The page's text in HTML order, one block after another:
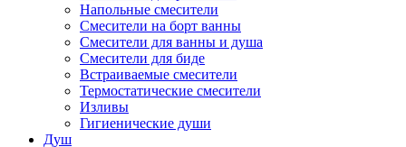
Напольные смесители
Смесители на борт ванны
Смесители для ванны и душа
Смесители для биде
Встраиваемые смесители
Термостатические смесители
Изливы
Гигиенические души
Душ